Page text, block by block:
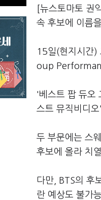
[뉴스토마토 권
속 후보에 이름
15일(현지시간)
oup
'베스트 팝 듀오
스트 뮤직비디
두 부문에는 스
후보에 올라 치
다만, BTS의 후
란 예상도 불가